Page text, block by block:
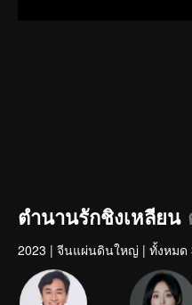
ตำนานรักชิงเหลียน
2023 | จีนแผ่นดินใหญ่ | ทั้งหมด